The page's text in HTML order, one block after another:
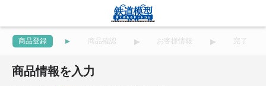
商品登録 商品確認 お客様情報 完了
商品情報を入力